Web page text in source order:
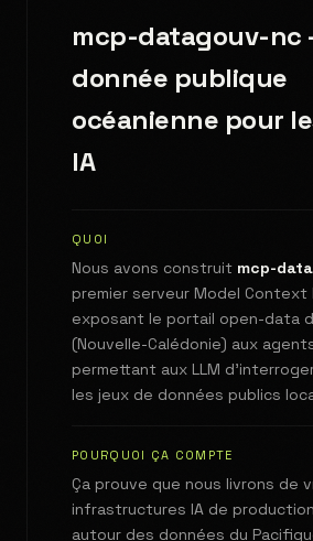
mcp-datagouv-nc
donnée publique
océanienne pour
IA
QUOI
Nous avons construit mcp-
premier serveur Model Context
exposant le portail open-data
(Nouvelle-Calédonie) aux
permettant aux LLM
les jeux de données publics
POURQUOI ÇA COMPTE
Ça prouve que nous livrons de
infrastructures IA de
autour des données du